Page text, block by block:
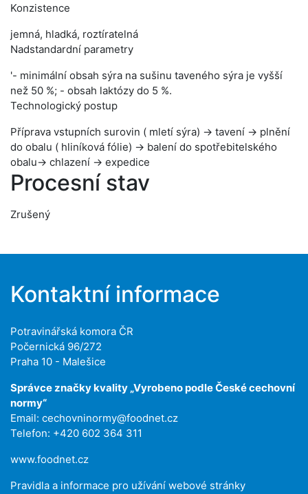
Konzistence
jemná, hladká, roztíratelná
Nadstandardní parametry
'- minimální obsah sýra na sušinu taveného sýra je vyšší
než 50 %; - obsah laktózy do 5 %.
Technologický postup
Příprava vstupních surovin ( mletí sýra) → tavení → plnění
do obalu ( hliníková fólie) → balení do spotřebitelského
obalu→ chlazení → expedice
Procesní stav
Zrušený
Kontaktní informace
Potravinářská komora ČR
Počernická 96/272
Praha 10 - Malešice
Správce značky kvality „Vyrobeno podle České cechovní
normy“
Email: cechovninormy@foodnet.cz
Telefon: +420 602 364 311
www.foodnet.cz
Pravidla a informace pro užívání webové stránky